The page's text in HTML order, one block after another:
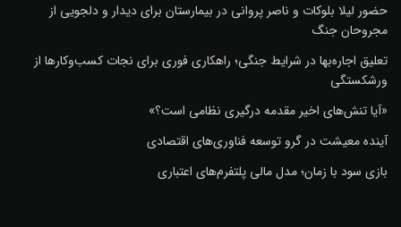
حضور لیلا بلوکات و ناصر پروانی در بیمارستان برای دیدار و دلجویی از
مجروحان جنگ
تعلیق اجاره‌بها در شرایط جنگی؛ راهکاری فوری برای نجات کسب‌وکارها از
ورشکستگی
«آیا تنش‌های اخیر مقدمه درگیری نظامی است؟»
آینده معیشت در گرو توسعه فناوری‌های اقتصادی
بازی سود با زمان؛ مدل مالی پلتفرم‌های اعتباری